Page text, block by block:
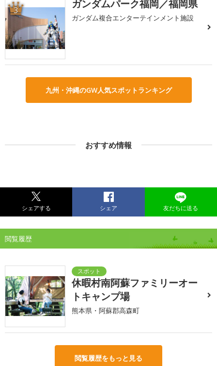
3 ガンダムパーク福岡／福岡県
ガンダム複合エンターテインメント施設
九州・沖縄のGW人気スポットランキング
おすすめ情報
シェアする シェア 友だちに送る
閲覧履歴
休暇村南阿蘇ファミリーオー
トキャンプ場
熊本県・阿蘇郡高森町
閲覧履歴をもっと見る